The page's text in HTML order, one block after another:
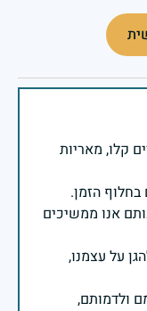
קלו, מאריות
אנו ממשיכים
על עצמנו,
ולדמותם,